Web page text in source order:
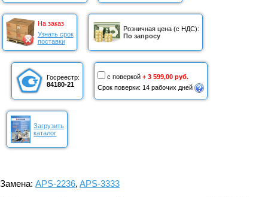
На заказ
Узнать срок
поставки
Розничная цена (с НДС):
По запросу
Госреестр:
84180-21
с поверкой + 3 599,00 руб.
Срок поверки: 14 рабочих дней
Загрузить
каталог
Замена: APS-2236, APS-3333